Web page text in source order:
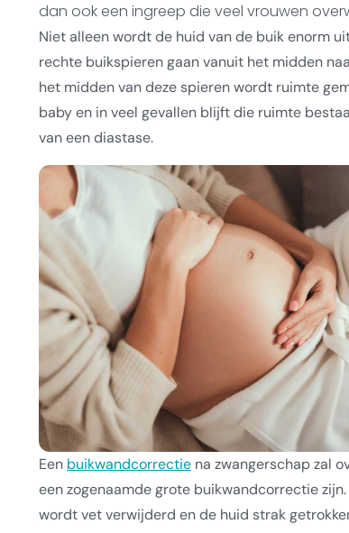
dan ook een ingreep die veel vrouwen
Niet alleen wordt de huid van de buik enorm
rechte buikspieren gaan vanuit het midden
het midden van deze spieren wordt ruimte
baby en in veel gevallen blijft die ruimte
van een diastase.
Een buikwandcorrectie na zwangerschap zal
een zogenaamde grote buikwandcorrectie zijn.
wordt vet verwijderd en de huid strak